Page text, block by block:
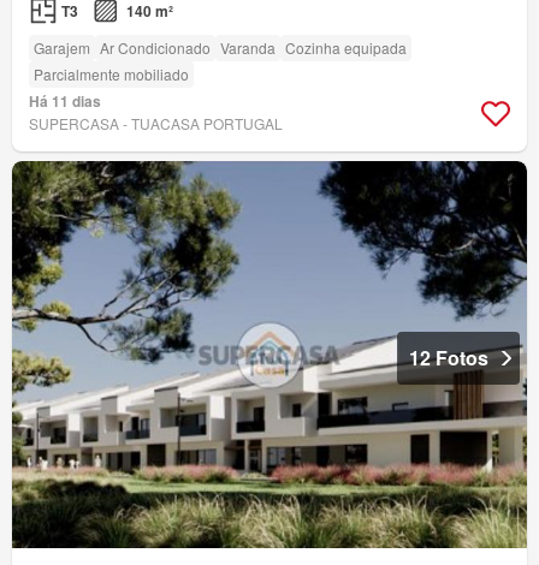
T3 140 m²
Garajem Ar Condicionado Varanda Cozinha equipada
Parcialmente mobiliado
Há 11 dias
SUPERCASA - TUACASA PORTUGAL
12 Fotos